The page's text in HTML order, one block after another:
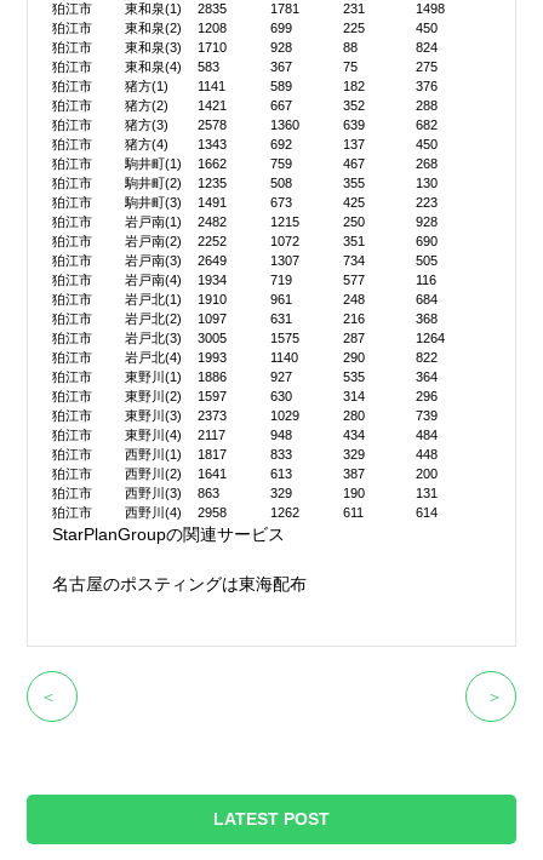
狛江市
東和泉(1) 2835 1781 231
1498
狛江市
東和泉(2) 1208 699 225
450
狛江市
東和泉(3) 1710 928 88
824
狛江市
東和泉(4) 583 367 75
275
狛江市
猪方(1) 1141 589 182
376
狛江市
猪方(2) 1421 667 352
288
狛江市
猪方(3) 2578 1360 639
682
狛江市
猪方(4) 1343 692 137
450
狛江市
駒井町(1) 1662 759 467
268
狛江市
駒井町(2) 1235 508 355
130
狛江市
駒井町(3) 1491 673 425
223
狛江市
岩戸南(1) 2482 1215 250
928
狛江市
岩戸南(2) 2252 1072 351
690
狛江市
岩戸南(3) 2649 1307 734
505
狛江市
岩戸南(4) 1934 719 577
116
狛江市
岩戸北(1) 1910 961 248
684
狛江市
岩戸北(2) 1097 631 216
368
狛江市
岩戸北(3) 3005 1575 287
1264
狛江市
岩戸北(4) 1993 1140 290
822
狛江市
東野川(1) 1886 927 535
364
狛江市
東野川(2) 1597 630 314
296
狛江市
東野川(3) 2373 1029 280
739
狛江市
東野川(4) 2117 948 434
484
狛江市
西野川(1) 1817 833 329
448
狛江市
西野川(2) 1641 613 387
200
狛江市
西野川(3) 863 329 190
131
狛江市
西野川(4) 2958 1262 611 614
StarPlanGroupの関連サービス
名古屋のポスティングは東海配布
＞
＜
LATEST POST